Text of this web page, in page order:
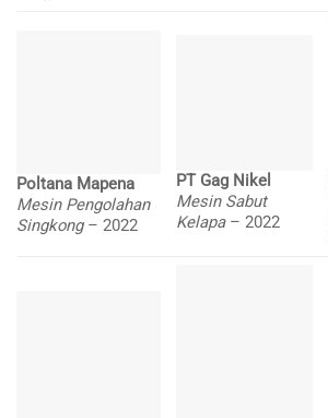
Poltana Mapena
Mesin Pengolahan
Singkong – 2022
PT Gag Nikel
Mesin Sabut
Kelapa – 2022